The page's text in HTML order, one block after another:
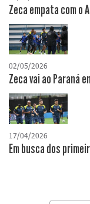
Zeca empata com o
02/05/2026
Zeca vai ao Paraná
17/04/2026
​Em busca dos